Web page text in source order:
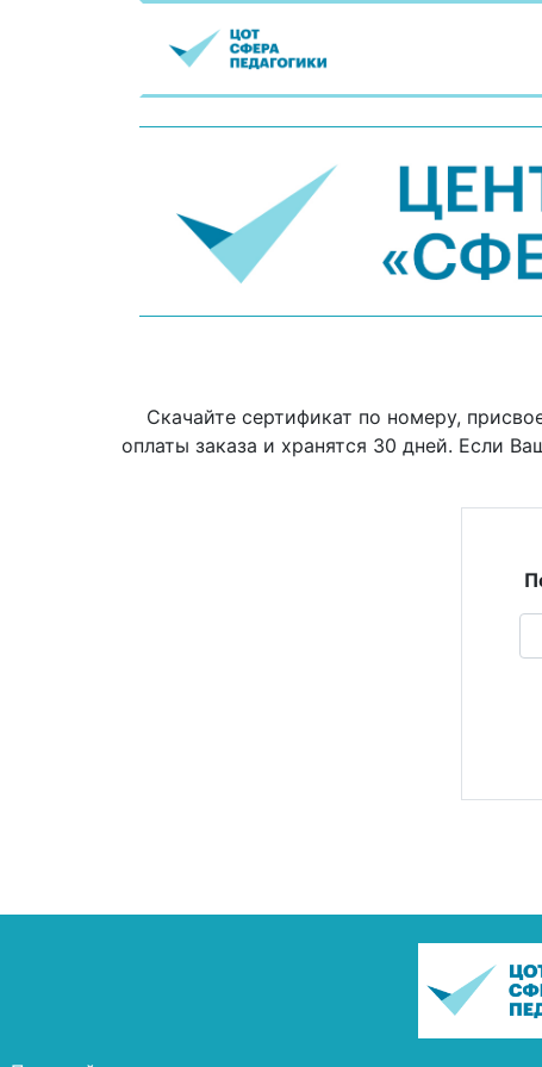
Скачайте сертификат по номеру,
оплаты заказа и хранятся 30 дней. Если